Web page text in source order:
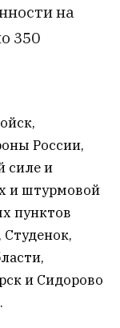
на
350
России,
силе и
и штурмовой
пунктов
и Сидорово